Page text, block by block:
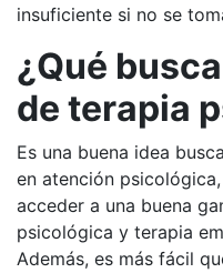
insuficiente si no se
¿Qué
de terapia
Es una buena idea
en atención
acceder a una buena
psicológica y terapia
Además, es más fácil